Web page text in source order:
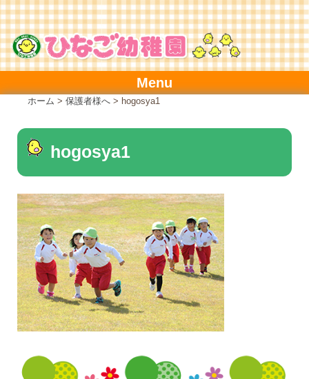
Skip
to
content
Menu
ホーム > 保護者様へ > hogosya1
hogosya1